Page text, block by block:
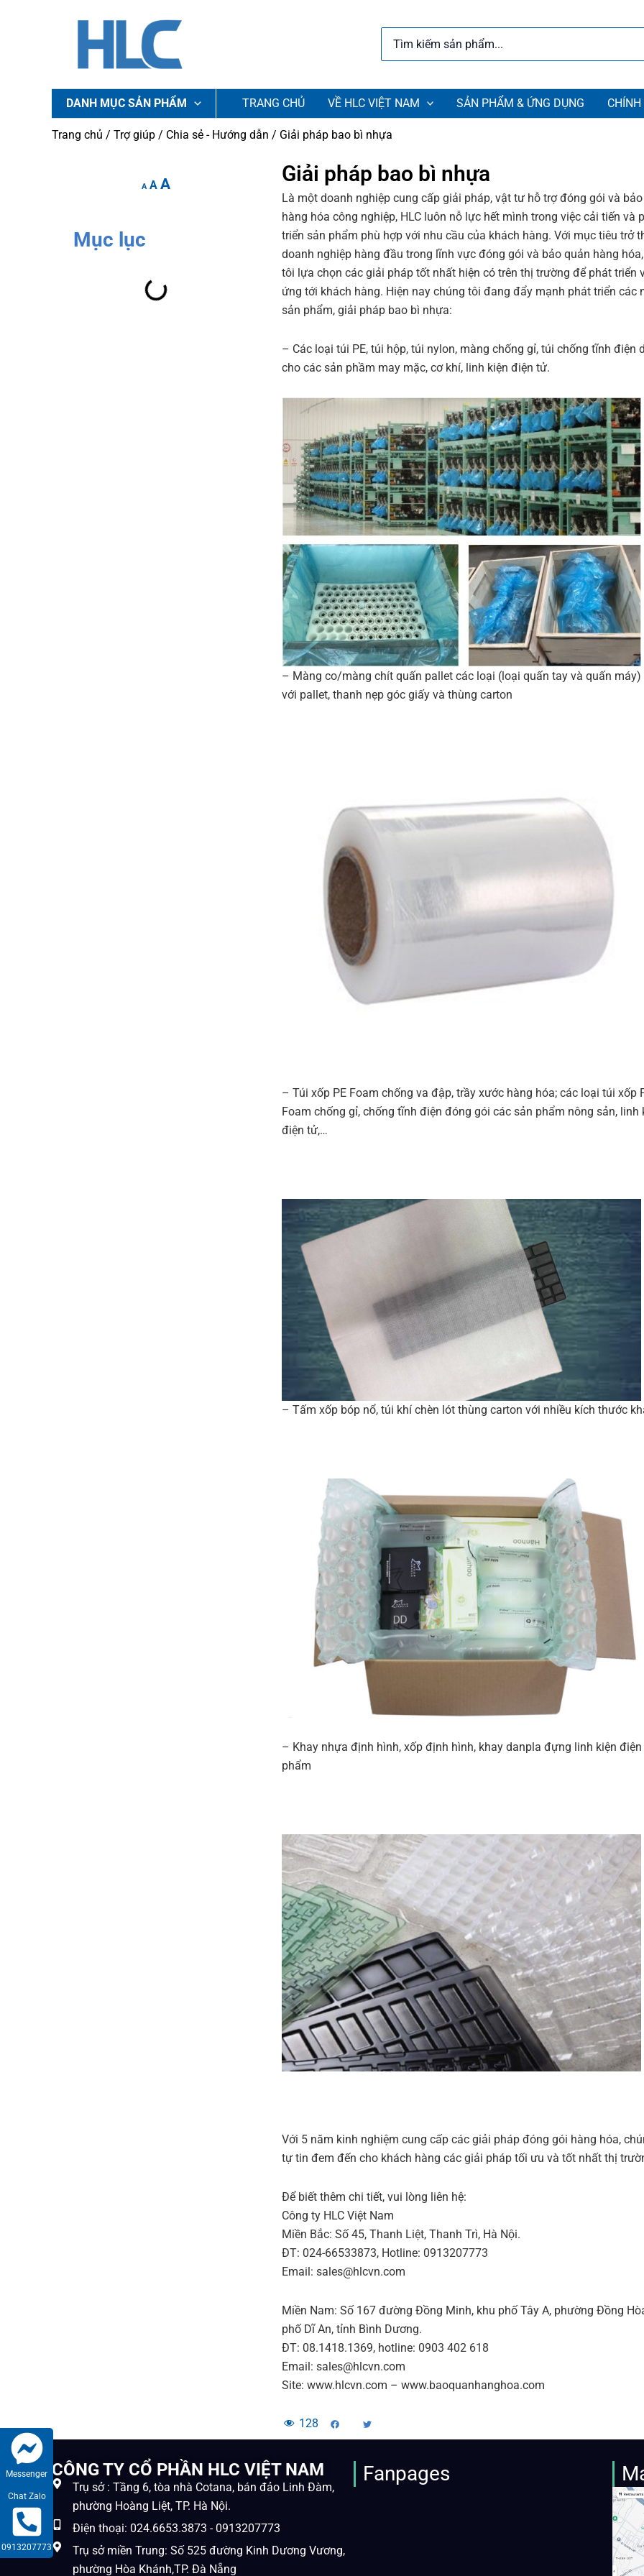
for:
DANH MỤC SẢN PHẨM TRANG CHỦ VỀ HLC VIỆT NAM SẢN PHẨM & ỨNG DỤNG CHÍNH
Trang chủ / Trợ giúp / Chia sẻ - Hướng dẫn / Giải pháp bao bì nhựa
Afont
Afont
Afont
Mục lục
Giải pháp bao bì nhựa
Là một doanh nghiệp cung cấp giải pháp, vật tư hỗ trợ đóng gói và
hàng hóa công nghiệp, HLC luôn nỗ lực hết mình trong việc cải tiến và
triển sản phẩm phù hợp với nhu cầu của khách hàng. Với mục tiêu trở
doanh nghiệp hàng đầu trong lĩnh vực đóng gói và bảo quản hàng
tôi lựa chọn các giải pháp tốt nhất hiện có trên thị trường để phát triển
ứng tới khách hàng. Hiện nay chúng tôi đang đẩy mạnh phát triển các
sản phẩm, giải pháp bao bì nhựa:
– Các loại túi PE, túi hộp, túi nylon, màng chống gỉ, túi chống tĩnh điện
cho các sản phầm may mặc, cơ khí, linh kiện điện tử.
– Màng co/màng chít quấn pallet các loại (loại quấn tay và quấn máy)
với pallet, thanh nẹp góc giấy và thùng carton
– Túi xốp PE Foam chống va đập, trầy xước hàng hóa; các loại túi xốp
Foam chống gỉ, chống tĩnh điện đóng gói các sản phẩm nông sản, linh
điện tử,…
– Tấm xốp bóp nổ, túi khí chèn lót thùng carton với nhiều kích thước
– Khay nhựa định hình, xốp định hình, khay danpla đựng linh kiện
phẩm
Với 5 năm kinh nghiệm cung cấp các giải pháp đóng gói hàng hóa,
tự tin đem đến cho khách hàng các giải pháp tối ưu và tốt nhất thị
Để biết thêm chi tiết, vui lòng liên hệ:
Công ty HLC Việt Nam
Miền Bắc: Số 45, Thanh Liệt, Thanh Trì, Hà Nội.
ĐT: 024-66533873, Hotline: 0913207773
Email: sales@hlcvn.com
Miền Nam: Số 167 đường Đồng Minh, khu phố Tây A, phường Đồng
phố Dĩ An, tỉnh Bình Dương.
ĐT: 08.1418.1369, hotline: 0903 402 618
Email: sales@hlcvn.com
Site: www.hlcvn.com – www.baoquanhanghoa.com
128
CÔNG TY CỔ PHẦN HLC VIỆT NAM
Trụ sở : Tầng 6, tòa nhà Cotana, bán đảo Linh Đàm,
phường Hoàng Liệt, TP. Hà Nội.
Điện thoại: 024.6653.3873 - 0913207773
Trụ sở miền Trung: Số 525 đường Kinh Dương Vương,
phường Hòa Khánh,TP. Đà Nẵng
Fanpages
Messenger
Chat Zalo
0913207773